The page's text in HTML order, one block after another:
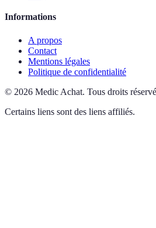
Informations
A propos
Contact
Mentions légales
Politique de confidentialité
© 2026 Medic Achat. Tous droits
Certains liens sont des liens affiliés.